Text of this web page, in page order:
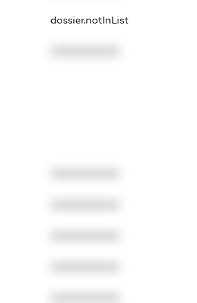
dossier.notInList